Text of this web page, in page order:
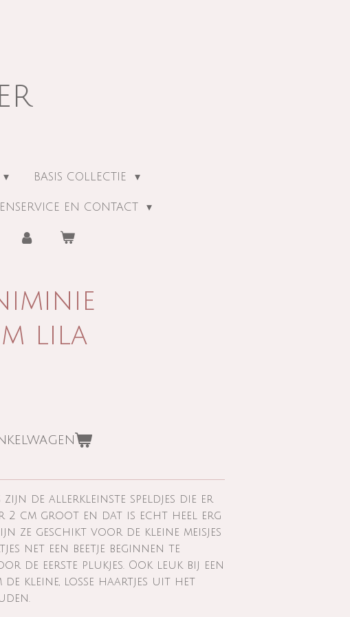
BASIS COLLECTIE
EN CONTACT
lila
zijn de allerkleinste speldjes die er
2 cm groot en dat is echt heel erg
ze geschikt voor de kleine meisjes
net een beetje beginnen te
de eerste plukjes. Ook leuk bij een
de kleine, losse haartjes uit het